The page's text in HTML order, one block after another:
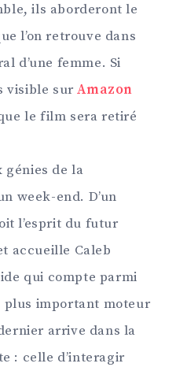
ils aborderont le
l’on retrouve dans
d’une femme. Si
visible sur Amazon
le film sera retiré
génies de la
week-end. D’un
l’esprit du futur
accueille Caleb
qui compte parmi
plus important moteur
arrive dans la
: celle d’interagir